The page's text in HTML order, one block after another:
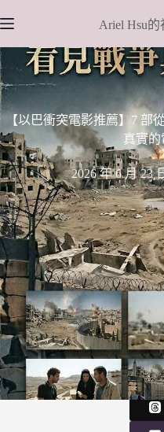
至
主
要
內
容
Ariel Hsu的
【以巴衝突電影推薦】7 部
真實的
2026 年 6 月 23